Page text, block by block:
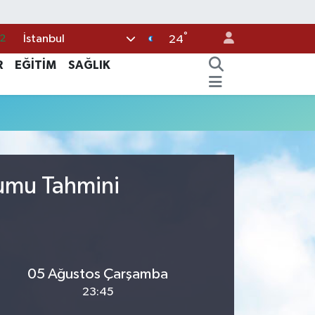
İstanbul 24°
EĞİTİM
SAĞLIK
Tahmini
05 Ağustos Çarşamba
23:45